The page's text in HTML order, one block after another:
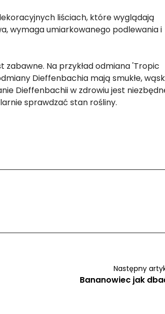
liściach, które wyglądają
wymaga umiarkowanego podlewania i
Na przykład odmiana 'Tropic
Dieffenbachia mają smukłe,
Dieffenbachii w zdrowiu jest
sprawdzać stan rośliny.
Następny
Bananowiec jak